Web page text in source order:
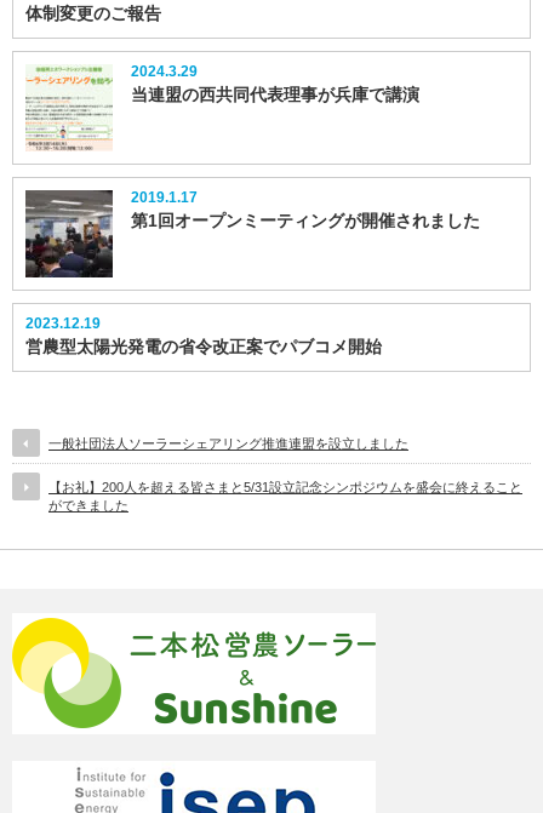
体制変更のご報告
2024.3.29
当連盟の西共同代表理事が兵庫で講演
2019.1.17
第1回オープンミーティングが開催されました
2023.12.19
営農型太陽光発電の省令改正案でパブコメ開始
一般社団法人ソーラーシェアリング推進連盟を設立しました
【お礼】200人を超える皆さまと5/31設立記念シンポジウムを盛会に終えること
ができました